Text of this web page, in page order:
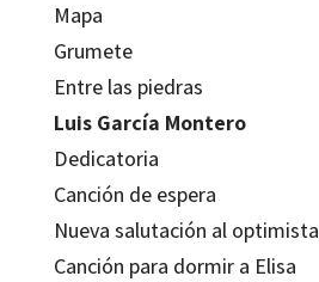
Mapa
Grumete
Entre las piedras
Luis García Montero
Dedicatoria
Canción de espera
Nueva salutación al optimista
Canción para dormir a Elisa